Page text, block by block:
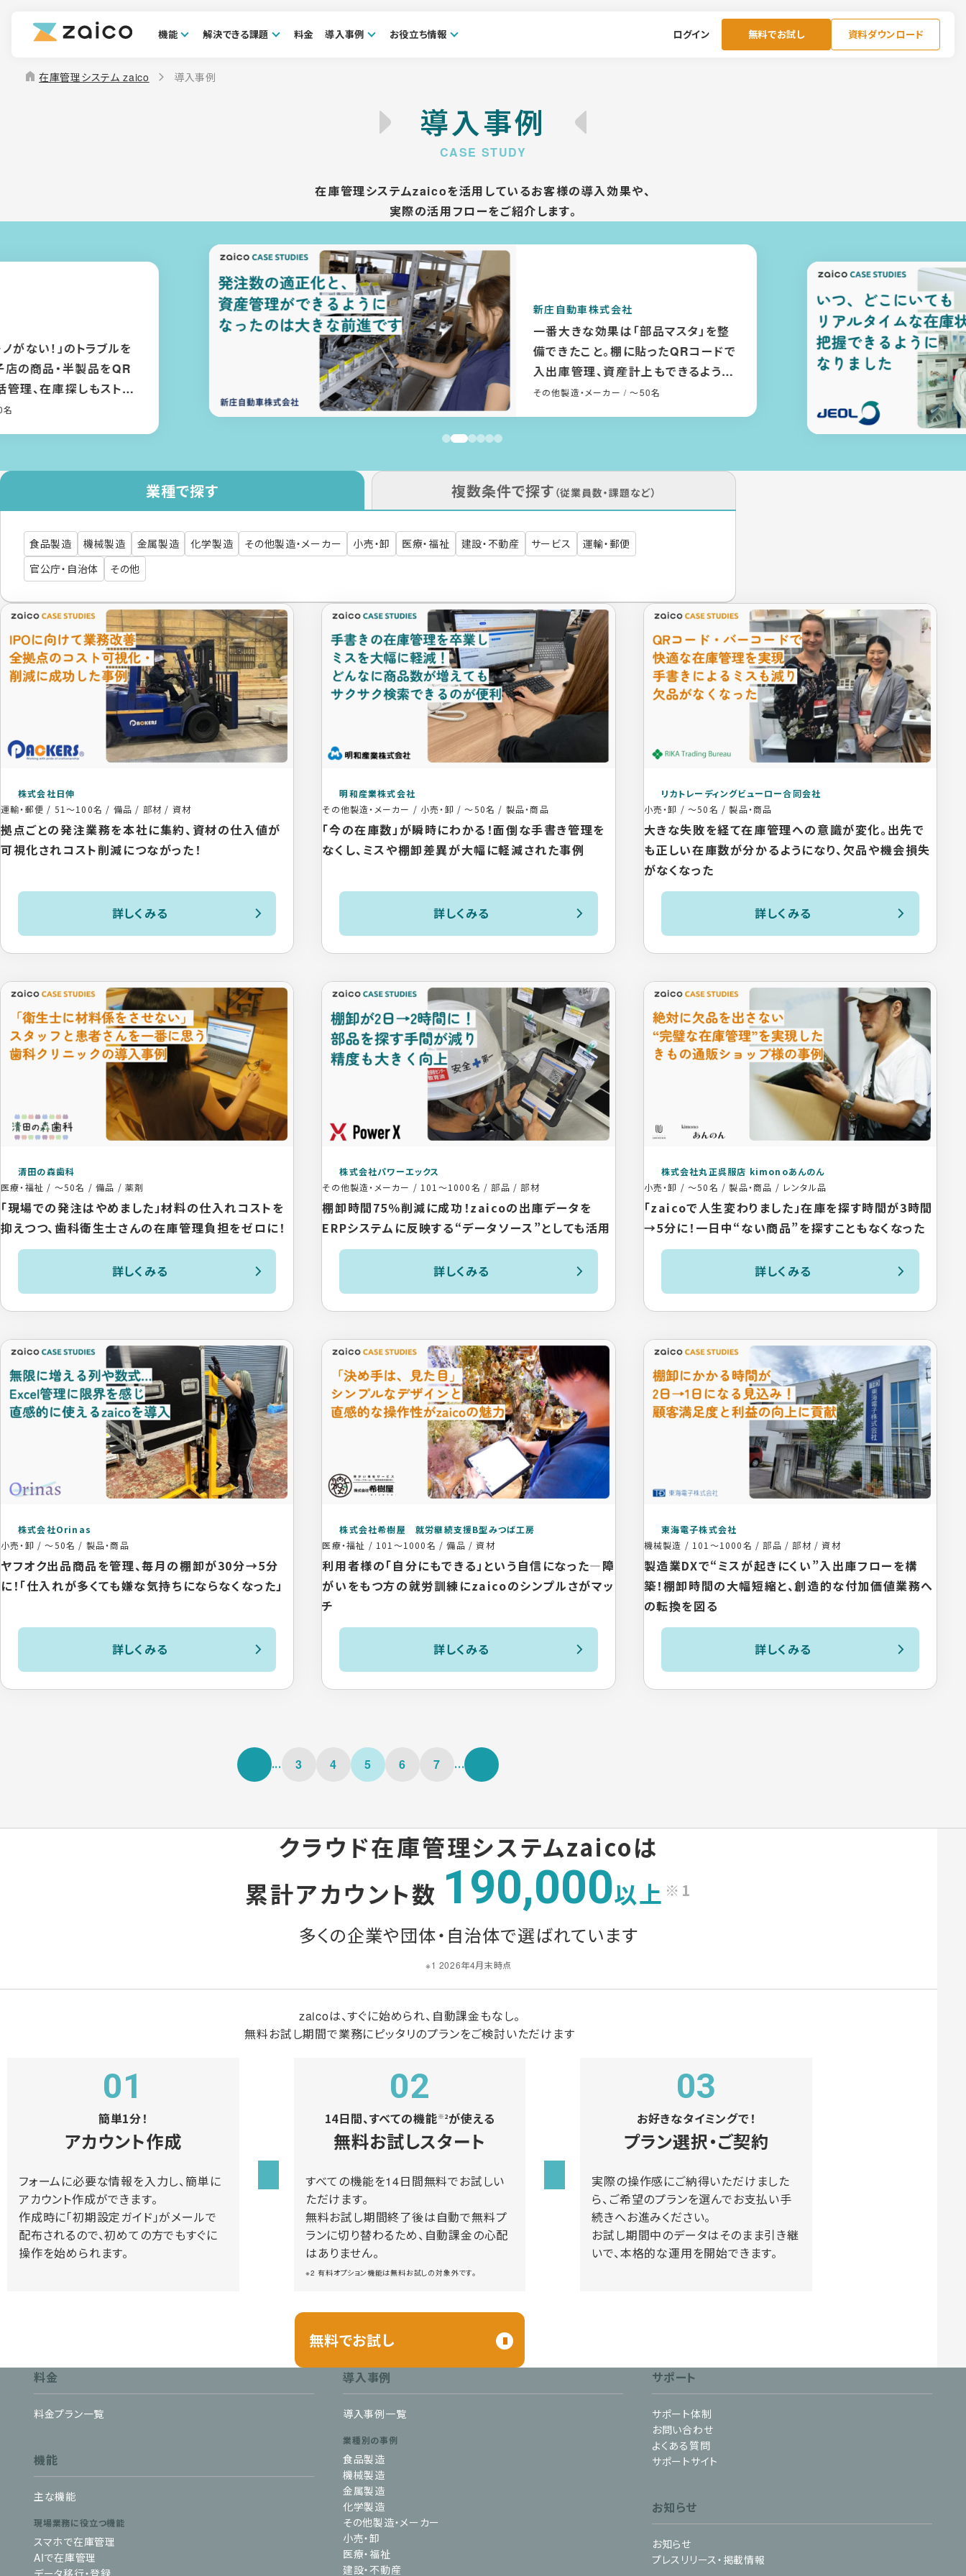
機能 解決できる課題 料金 導入事例 お役立ち情報 ログイン 無料でお試し 資料ダウンロード
home 在庫管理システム zaico 導入事例
導入事例
在庫管理システムzaicoを活用しているお客様の導入効果や、
実際の活用フローをご紹介します。
きな効果は「部品マスタ」を整
たこと。棚に貼ったQRコードで
管理、資産計上もできるように
造・メーカー
日本電子株式会社
「入出庫履歴」でトレーサビリティが向
上！在庫管理の属人化が解消され、支
店との情報共有もしやすくなった
機械製造/ 1001〜5000名
業種で探す 複数条件で探す （従業員数・課題など）
食品製造 機械製造 金属製造 化学製造 その他製造・メーカー 小売・卸 医療・福祉 建設・不動産 サービス
運輸・郵便
官公庁・自治体
その他
株式会社日伸
運輸・郵便 / 51〜100名 / 備品 / 部材 / 資材
拠点ごとの発注業務を本社に集約、資材の仕入値が
可視化されコスト削減につながった！
詳しくみる
明和産業株式会社
その他製造・メーカー / 小売・卸 /～50名 / 製品・商品
「今の在庫数」が瞬時にわかる！面倒な手書き管理を
なくし、ミスや棚卸差異が大幅に軽減された事例
詳しくみる
リカトレーディングビューロー合同会社
小売・卸 /～50名 /製品・商品
大きな失敗を経て在庫管理への意識が変化。出先で
も正しい在庫数が分かるようになり、欠品や機会損失
がなくなった
詳しくみる
清田の森歯科
医療・福祉 / ～50名 /備品 / 薬剤
「現場での発注はやめました」材料の仕入れコストを
抑えつつ、歯科衛生士さんの在庫管理負担をゼロに！
詳しくみる
株式会社パワーエックス
その他製造・メーカー / 101〜1000名 /部品 / 部材
棚卸時間75％削減に成功！zaicoの出庫データを
ERPシステムに反映する“データソース”としても活用
詳しくみる
株式会社丸正呉服店 kimonoあんのん
小売・卸 /～50名 /製品・商品 / レンタル品
「zaicoで人生変わりました」在庫を探す時間が3時間
→5分に！一日中“ない商品”を探すこともなくなった
詳しくみる
株式会社Orinas
小売・卸 /～50名 / 製品・商品
ヤフオク出品商品を管理、毎月の棚卸が30分→5分
に！「仕入れが多くても嫌な気持ちにならなくなった」
詳しくみる
株式会社希樹屋 就労継続支援B型みつば工房
医療・福祉 / 101〜1000名 /備品 / 資材
利用者様の「自分にもできる」という自信になった―障
がいをもつ方の就労訓練にzaicoのシンプルさがマッ
チ
詳しくみる
東海電子株式会社
機械製造 / 101〜1000名 /部品 / 部材 / 資材
製造業DXで“ミスが起きにくい”入出庫フローを構
築！棚卸時間の大幅短縮と、創造的な付加価値業務へ
の転換を図る
詳しくみる
... 3 4 5 6 7 ...
クラウド在庫管理システムzaicoは
累計アカウント数 190,000以上 ※1
多くの企業や団体・自治体で選ばれています
※1 2026年4月末時点
zaicoは、すぐに始められ、自動課金もなし。
無料お試し期間で業務にピッタリのプランをご検討いただけます
01
簡単1分！
アカウント作成
フォームに必要な情報を入力し、簡単に
アカウント作成ができます。
作成時に「初期設定ガイド」がメールで
配布されるので、初めての方でもすぐに
操作を始められます。
02
14日間、すべての機能※2が使える
無料お試しスタート
すべての機能を14日間無料でお試しい
ただけます。
無料お試し期間終了後は自動で無料プ
ランに切り替わるため、自動課金の心配
はありません。
※2 有料オプション機能は無料お試しの対象外です。
03
お好きなタイミングで！
プラン選択・ご契約
実際の操作感にご納得いただけました
ら、ご希望のプランを選んでお支払い手
続きへお進みください。
お試し期間中のデータはそのまま引き継
いで、本格的な運用を開始できます。
無料でお試し
料金
料金プラン一覧
機能
主な機能
現場業務に役立つ機能
スマホで在庫管理
AIで在庫管理
導入事例
導入事例一覧
業種別の事例
食品製造
機械製造
金属製造
化学製造
その他製造・メーカー
小売・卸
医療・福祉
建設・不動産
サポート
サポート体制
お問い合わせ
よくある質問
サポートサイト
お知らせ
お知らせ
プレスリリース・掲載情報